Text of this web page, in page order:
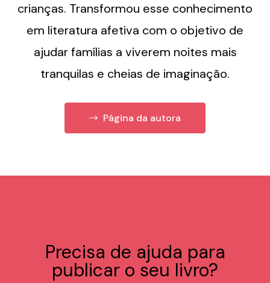
crianças. Transformou esse conhecimento
em literatura afetiva com o objetivo de
ajudar famílias a viverem noites mais
tranquilas e cheias de imaginação.
Página da autora
Precisa de ajuda para
publicar o seu livro?